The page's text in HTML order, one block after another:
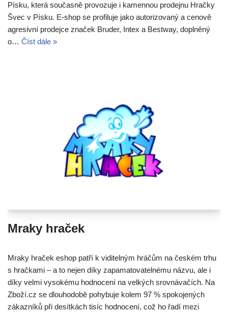
Písku, která současně provozuje i kamennou prodejnu Hračky
Švec v Písku. E-shop se profiluje jako autorizovaný a cenově
agresivní prodejce značek Bruder, Intex a Bestway, doplněný
o… Číst dále »
Mraky hraček
Mraky hraček eshop patří k viditelným hráčům na českém trhu
s hračkami – a to nejen díky zapamatovatelnému názvu, ale i
díky velmi vysokému hodnocení na velkých srovnávačích. Na
Zboží.cz se dlouhodobě pohybuje kolem 97 % spokojených
zákazníků při desítkách tisíc hodnocení, což ho řadí mezi